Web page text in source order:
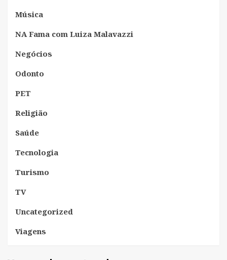
Música
NA Fama com Luiza Malavazzi
Negócios
Odonto
PET
Religião
Saúde
Tecnologia
Turismo
TV
Uncategorized
Viagens